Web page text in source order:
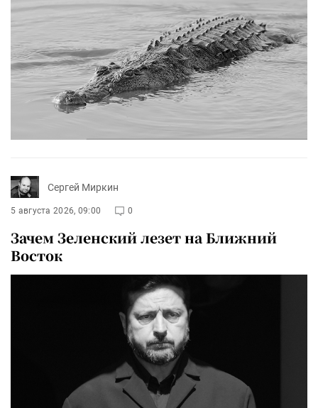
Сергей Миркин
5 августа 2026, 09:00 0
Зачем Зеленский лезет на Ближний
Восток